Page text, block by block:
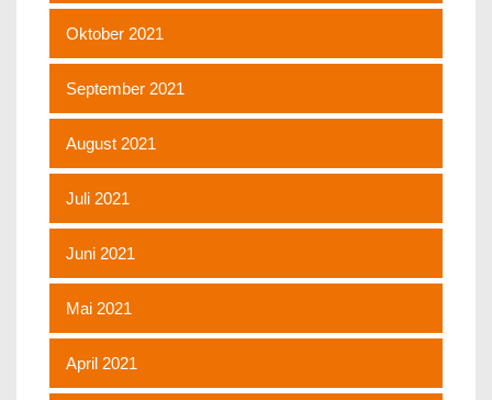
Oktober 2021
September 2021
August 2021
Juli 2021
Juni 2021
Mai 2021
April 2021